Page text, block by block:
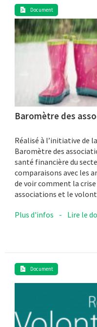
Document
Baromètre des
Réalisé à l’initiative de
Baromètre des
santé financière du
comparaisons avec les
de voir comment la crise
associations et le
Plus d'infos - Lire le
Document